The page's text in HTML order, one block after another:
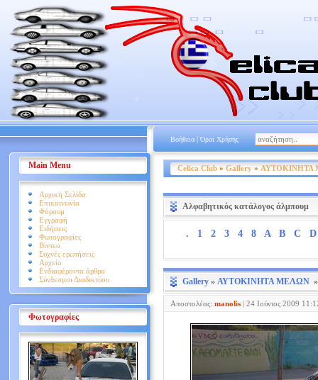
Main Menu
Αρχική Σελίδα
Επικοινωνία
Φόρουμ
Εγγραφή
Ειδήσεις
Φωτογραφίες
Βίντεο
Συχνές ερωτήσεις
Αρχείο
Ενδιαφέροντα άρθρα
Σύνδεσμοι Διαδικτύου
Φωτογραφίες
Βοήθεια | Όροι Χρήσης
Celica Club » Gallery » ΑΥΤΟΚΙΝΗΤΑ
Αλφαβητικός κατάλογος άλμπουμ
. 1 2 3 4 8 A B C D
Gallery » ΑΥΤΟΚΙΝΗΤΑ ΜΕΛΩΝ
Αποστολέας: manolis | 24 Ιούνιος 2009